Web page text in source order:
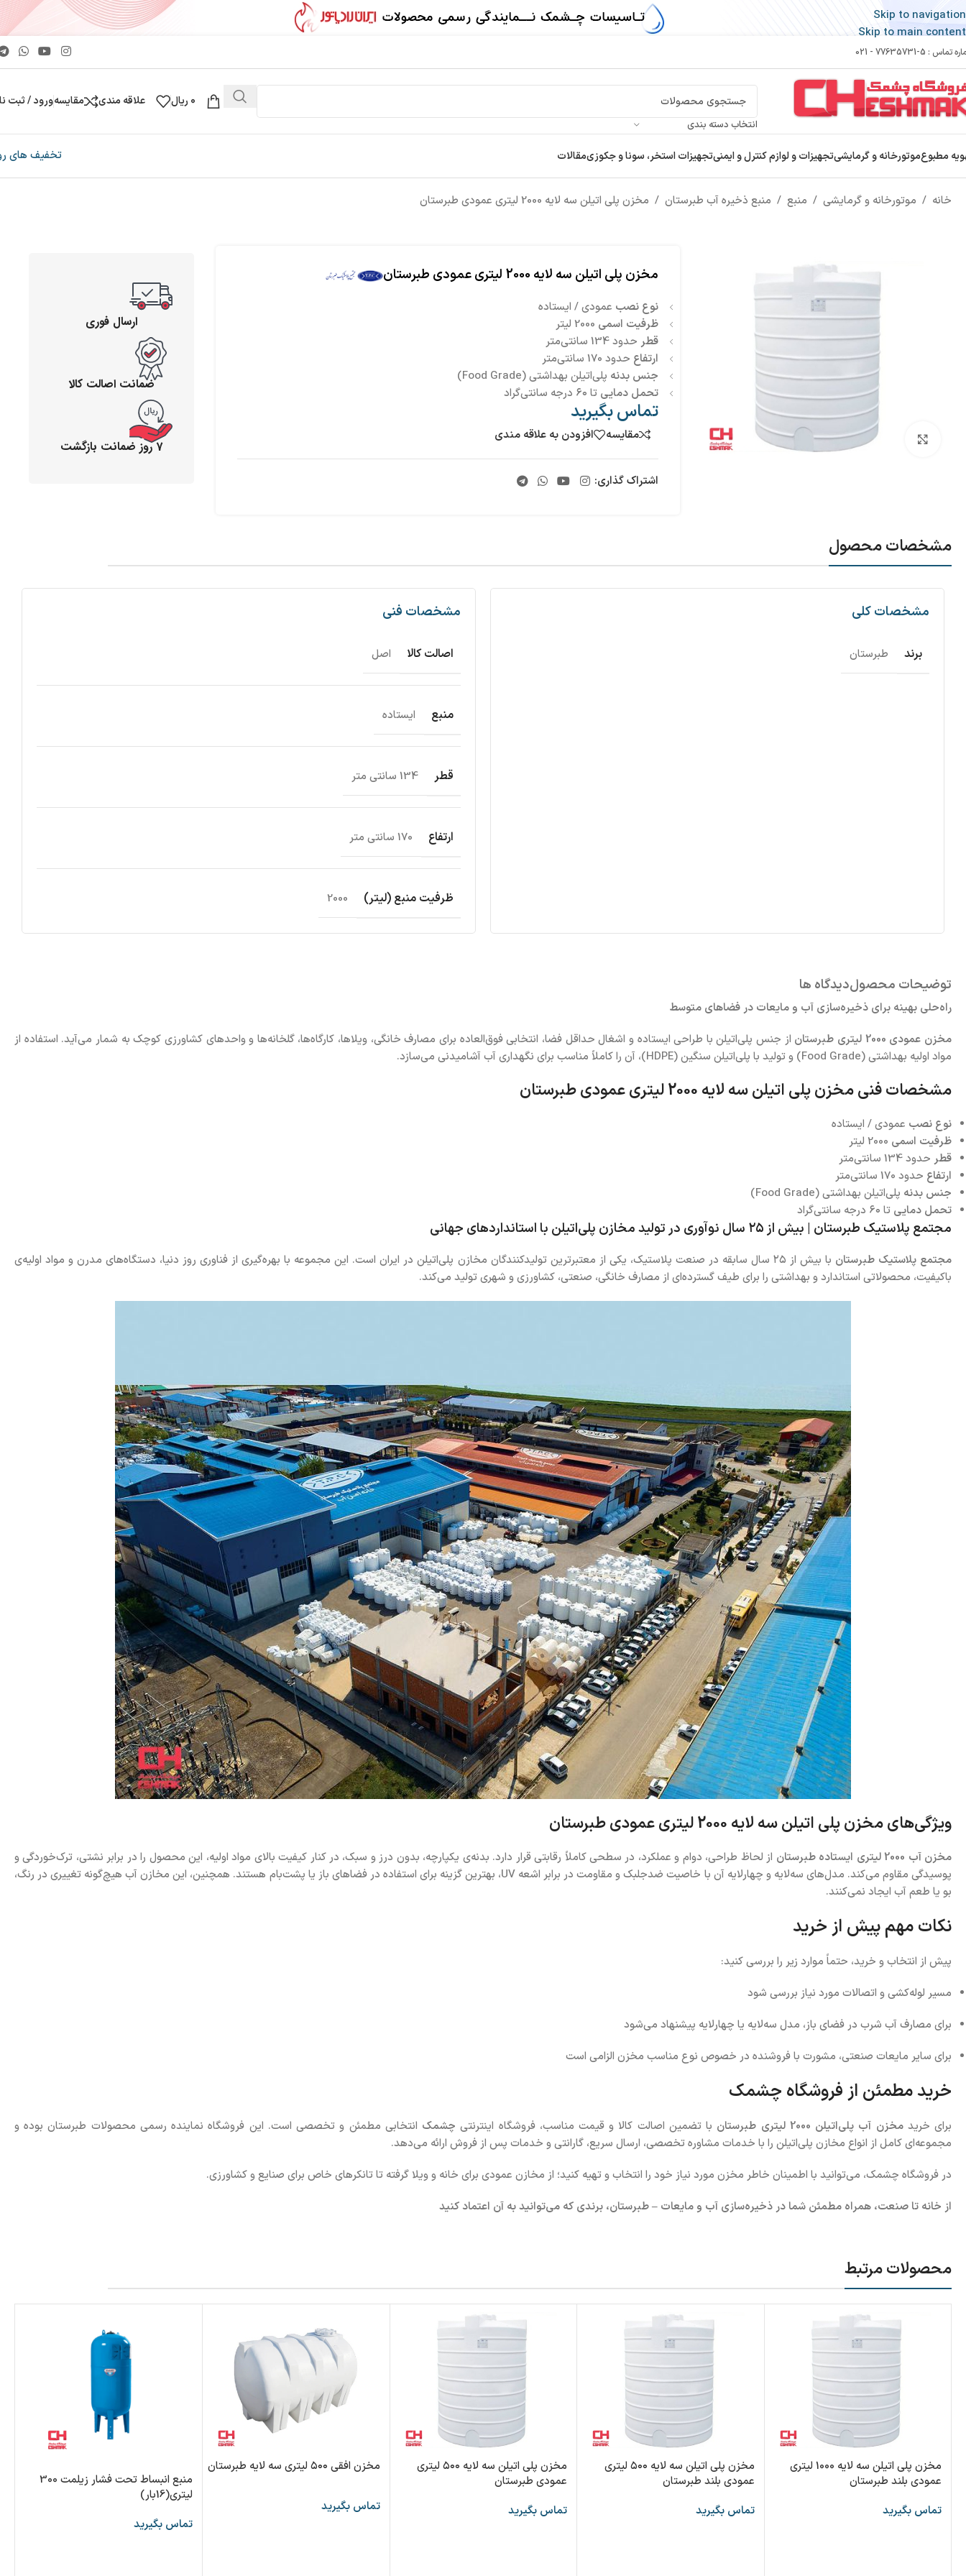
Skip to navigation
Skip to main content
تماس : 5-77635731 - 021
انتخاب دسته بندی
0 ریال علاقه مندی مقایسهورود / ثبت
مطبوعموتورخانه و گرمایشیتجهیزات و لوازم کنترل و ایمنیتجهیزات استخر، سونا و جکوزیمقالات تخفیف های
خانه / موتورخانه و گرمایشی / منبع / منبع ذخیره آب طبرستان / مخزن پلی اتیلن سه لایه 2000 لیتری عمودی طبرستان
بزرگنمایی تصویر
مخزن پلی اتیلن سه لایه 2000 لیتری عمودی طبرستان
نوع نصب عمودی / ایستاده
ظرفیت اسمی
قطرحدود 134 سانتی‌متر
ارتفاع حدود 170 سانتی‌متر
جنس بدنه پلی‌اتیلن بهداشتی (Food Grade)
تحمل دمایی تا ۶۰ درجه سانتی‌گراد
تماس بگیرید
مقایسه افزودن به علاقه مندی
اشتراک گذاری:
ارسال فوری
ضمانت اصالت کالا
7 روز ضمانت بازگشت
مشخصات محصول
مشخصات کلی
برند طبرستان
مشخصات فنی
اصالت کالا اصل
منبع ایستاده
قطر 134 سانتی متر
ارتفاع 170 سانتی متر
ظرفیت منبع (لیتر) 2000
توضیحات محصولدیدگاه ها
راه‌حلی بهینه برای ذخیره‌سازی آب و مایعات در فضاهای متوسط
مخزن عمودی 2000 لیتری طبرستان
از جنس پلی‌اتیلن با طراحی ایستاده و اشغال حداقل فضا، انتخابی فوق‌العاده برای مصارف خانگی، ویلاها، کارگاه‌ها، گلخانه‌ها و واحدهای کشاورزی کوچک به شمار می‌آید. استفاده از
مواد اولیه بهداشتی (Food Grade) و تولید با پلی‌اتیلن سنگین (HDPE)، آن را کاملاً مناسب برای نگهداری آب آشامیدنی می‌سازد.
مشخصات فنی مخزن پلی اتیلن سه لایه 2000 لیتری عمودی طبرستان
نوع نصب عمودی / ایستاده
ظرفیت اسمی
قطر حدود 134 سانتی‌متر
ارتفاع حدود 170 سانتی‌متر
جنس بدنه پلی‌اتیلن بهداشتی (Food Grade)
تحمل دمایی تا ۶۰ درجه سانتی‌گراد
مجتمع پلاستیک طبرستان | بیش از ۲۵ سال نوآوری در تولید مخازن پلی‌اتیلن با استانداردهای جهانی
مجتمع پلاستیک طبرستان
با بیش از ۲۵ سال سابقه در صنعت پلاستیک، یکی از معتبرترین تولیدکنندگان مخازن پلی‌اتیلن در ایران است. این مجموعه با بهره‌گیری از فناوری روز دنیا، دستگاه‌های مدرن و مواد اولیه‌ی
باکیفیت، محصولاتی استاندارد و بهداشتی را برای طیف گسترده‌ای از مصارف خانگی، صنعتی، کشاورزی و شهری تولید می‌کند.
ویژگی‌های مخزن پلی اتیلن سه لایه 2000 لیتری عمودی طبرستان
مخزن آب 2000 لیتری ایستاده طبرستان
از لحاظ طراحی، دوام و عملکرد، در سطحی کاملاً رقابتی قرار دارد. بدنه‌ی یکپارچه، بدون درز و سبک، در کنار کیفیت بالای مواد اولیه، این محصول را در برابر نشتی، ترک‌خوردگی و
پوسیدگی مقاوم می‌کند. مدل‌های سه‌لایه و چهارلایه آن با خاصیت ضدجلبک و مقاومت در برابر اشعه UV، بهترین گزینه برای استفاده در فضاهای باز یا پشت‌بام هستند. همچنین، این مخازن آب هیچ‌گونه تغییری در رنگ،
بو یا طعم آب ایجاد نمی‌کنند.
نکات مهم پیش از خرید
پیش از انتخاب و خرید، حتماً موارد زیر را بررسی کنید:
مسیر لوله‌کشی و اتصالات مورد نیاز بررسی شود
برای مصارف آب شرب در فضای باز، مدل سه‌لایه یا چهار‌لایه پیشنهاد می‌شود
برای سایر مایعات صنعتی، مشورت با فروشنده در خصوص نوع مناسب مخزن الزامی است
خرید مطمئن از فروشگاه چشمک
برای خریدمخزن آب پلی‌اتیلن 2000 لیتری طبرستان با تضمین اصالت کالا و قیمت مناسب، فروشگاه اینترنتی چشمک انتخابی مطمئن و تخصصی است. این فروشگاه نماینده رسمی محصولات طبرستان بوده و
مجموعه‌ای کامل از انواع مخازن پلی‌اتیلن را با خدمات مشاوره تخصصی، ارسال سریع، گارانتی و خدمات پس از فروش ارائه می‌دهد.
در فروشگاه چشمک، می‌توانید با اطمینان خاطر مخزن مورد نیاز خود را انتخاب و تهیه کنید؛ از مخازن عمودی برای خانه و ویلا گرفته تا تانکرهای خاص برای صنایع و کشاورزی.
از خانه تا صنعت، همراه مطمئن شما در ذخیره‌سازی آب و مایعات – طبرستان، برندی که می‌توانید به آن اعتماد کنید
محصولات مرتبط
مخزن پلی اتیلن سه لایه 1000 لیتری
عمودی بلند طبرستان
تماس بگیرید
مخزن پلی اتیلن سه لایه ۵۰۰ لیتری
عمودی بلند طبرستان
تماس بگیرید
مخزن پلی اتیلن سه لایه ۵۰۰ لیتری
عمودی طبرستان
تماس بگیرید
مخزن افقی ۵۰۰ لیتری سه لایه طبرستان
تماس بگیرید
منبع انبساط تحت فشار زیلمت 300
لیتری(16بار)
تماس بگیرید